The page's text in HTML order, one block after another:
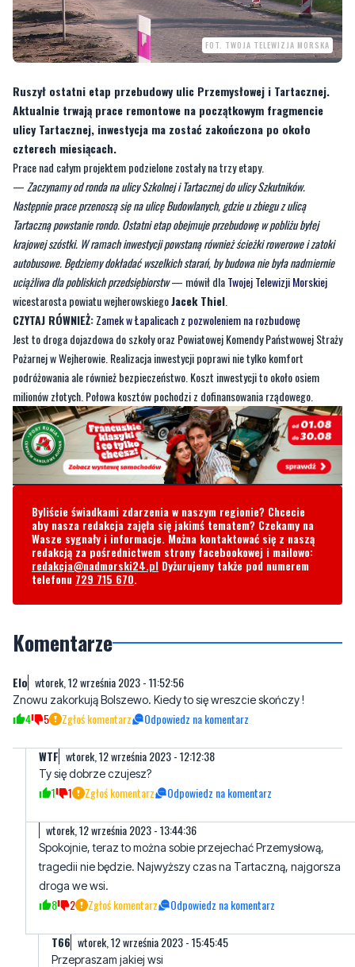
FOT. TWOJA TELEWIZJA MORSKA
Ruszył ostatni etap przebudowy ulic Przemysłowej i Tartacznej.
Aktualnie trwają prace remontowe na początkowym fragmencie
ulicy Tartacznej, inwestycja ma zostać zakończona po około
czterech miesiącach.
Prace nad całym projektem podzielone zostały na trzy etapy.
— Zaczynamy od ronda na ulicy Szkolnej i Tartacznej do ulicy Szkutników.
Następnie prace przenoszą się na ulicę Budowlanych, gdzie u zbiegu z ulicą
Tartaczną powstanie rondo. Ostatni etap obejmuje przebudowę w pobliżu byłej
krajowej szóstki. W ramach inwestycji powstaną również ścieżki rowerowe i zatoki
autobusowe. Będziemy dokładać wszelkich starań, by budowa nie była nadmiernie
uciążliwa dla pobliskich przedsiębiorstw— mówił dlaTwojej Telewizji Morskiej
wicestarosta powiatu wejherowskiegoJacek Thiel
CZYTAJ RÓWNIEŻ:Zamek w Łapalicach z pozwoleniem na rozbudowę
Jest to droga dojazdowa do szkoły oraz Powiatowej Komendy Państwowej Straży
Pożarnej w Wejherowie. Realizacja inwestycji poprawi nie tylko komfort
podróżowania ale również bezpieczeństwo. Koszt inwestycji to około osiem
milionów złotych. Połowa kosztów pochodzi z dofinansowania rządowego.
Byliście świadkami zdarzenia w naszym regionie? Chcecie
aby nasza redakcja zajęła się jakimś tematem? Czekamy na
Wasze sygnały i informacje. Można kontaktować się z naszą
redakcją za pośrednictwem strony facebookowej i mailowo:
redakcja@nadmorski24.pl Dyżurujemy także pod numerem
telefonu 729 715 670.
Komentarze
Elo wtorek, 12 września 2023 - 11:52:56
Znowu zakorkują Bolszewo. Kiedy to się wreszcie skończy !
4 5 Zgłoś komentarz Odpowiedz na komentarz
WTF wtorek, 12 września 2023 - 12:12:38
Ty się dobrze czujesz?
1 1 Zgłoś komentarz Odpowiedz na komentarz
wtorek, 12 września 2023 - 13:44:36
Spokojnie, teraz to można sobie przejechać Przemysłową,
tragedii nie będzie. Najwyższy czas na Tartaczną, najgorsza
droga we wsi.
8 2 Zgłoś komentarz Odpowiedz na komentarz
T66 wtorek, 12 września 2023 - 15:45:45
Przepraszam jakiej wsi